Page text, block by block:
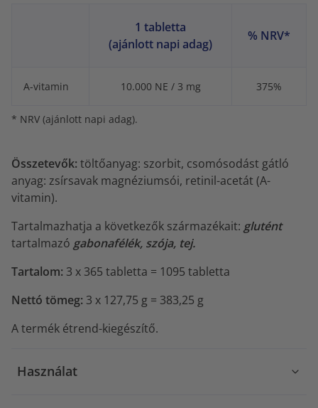
1 tabletta
(ajánlott napi adag)
% NRV*
A-vitamin 10.000 NE / 3 mg 375%
* NRV (ajánlott napi adag).
Összetevők: töltőanyag: szorbit, csomósodást gátló
anyag: zsírsavak magnéziumsói, retinil-acetát (A-
vitamin).
Tartalmazhatja a következők származékait: glutént
tartalmazó gabonafélék, szója, tej.
Tartalom: 3 x 365 tabletta = 1095 tabletta
Nettó tömeg: 3 x 127,75 g = 383,25 g
A termék étrend-kiegészítő.
Használat